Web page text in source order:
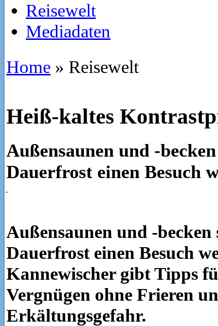
Reisewelt
Mediadaten
Home » Reisewelt
Heiß-kaltes
Außensaunen und -
Dauerfrost einen Besuch
Außensaunen und -becken
Dauerfrost einen Besuch
Kannewischer gibt Tipps
Vergnügen ohne Frieren
Erkältungsgefahr.